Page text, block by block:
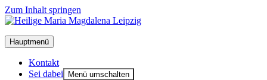
Zum Inhalt springen
Hauptmenü
Kon­takt
Sei dabei
Menü umschalten